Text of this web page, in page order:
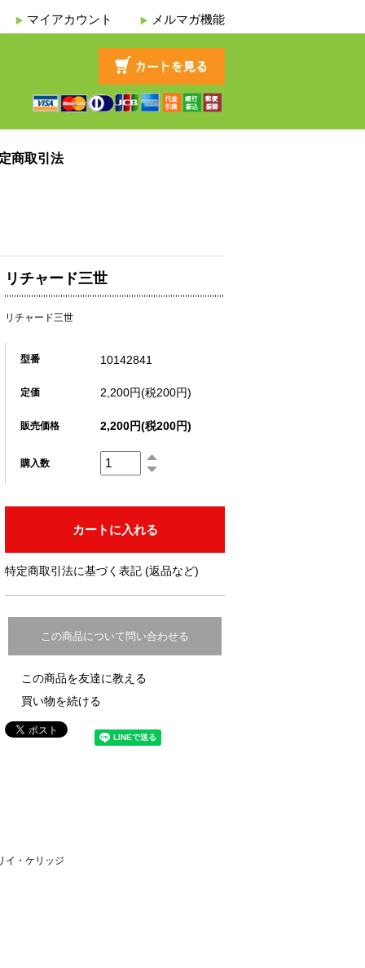
マイアカウント メルマガ機能
商取引法
リチャード三世
リチャード三世
型番 10142841
定価 2,200円(税200円)
販売価格 2,200円(税200円)
購入数
特定商取引法に基づく表記 (返品など)
この商品について問い合わせる
この商品を友達に教える
買い物を続ける
イ・ケリッジ